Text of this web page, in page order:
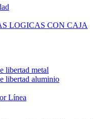
LOGICAS CON CAJA
libertad metal
libertad aluminio
Línea